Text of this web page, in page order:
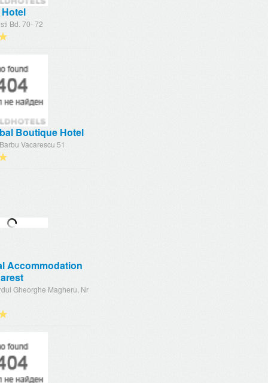
Bd. 70- 72
Boutique Hotel
Vacarescu 51
Accommodation
Gheorghe Magheru, Nr